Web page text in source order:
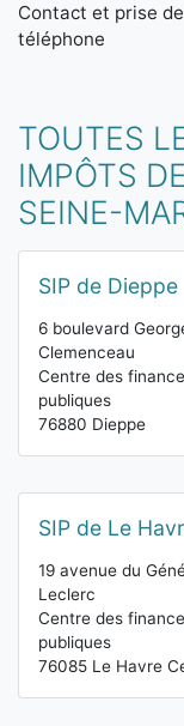
Contact et prise
téléphone
TOUTES
IMPÔTS
SEINE-
SIP de Dieppe
6 boulevard
Clemenceau
Centre des
publiques
76880 Dieppe
SIP de Le
19 avenue du
Leclerc
Centre des
publiques
76085 Le Havre